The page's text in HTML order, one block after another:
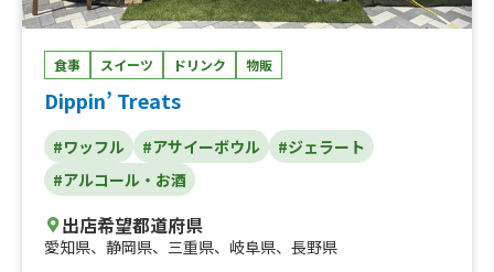
食事 スイーツ ドリンク 物販
Dippin’ Treats
#ワッフル #アサイーボウル
#ジェラート
#アルコール・お酒
出店希望都道府県
愛知県、 静岡県、 三重県、 岐阜県、 長野県